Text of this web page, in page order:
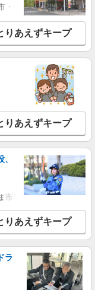
・太田市・館林市・藤
りあえずキープ
りあえずキープ
市岩槻区・久喜市・蓮田
りあえずキープ
ラ